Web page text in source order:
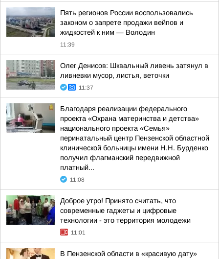
Пять регионов России воспользовались
законом о запрете продажи вейпов и
жидкостей к ним — Володин
11:39
Олег Денисов: Шквальный ливень затянул в
ливневки мусор, листья, веточки
11:37
Благодаря реализации федерального
проекта «Охрана материнства и детства»
национального проекта «Семья»
перинатальный центр Пензенской областной
клинической больницы имени Н.Н. Бурденко
получил флагманский передвижной
платный...
11:08
Доброе утро! Принято считать, что
современные гаджеты и цифровые
технологии - это территория молодежи
11:01
В Пензенской области в «красивую дату»